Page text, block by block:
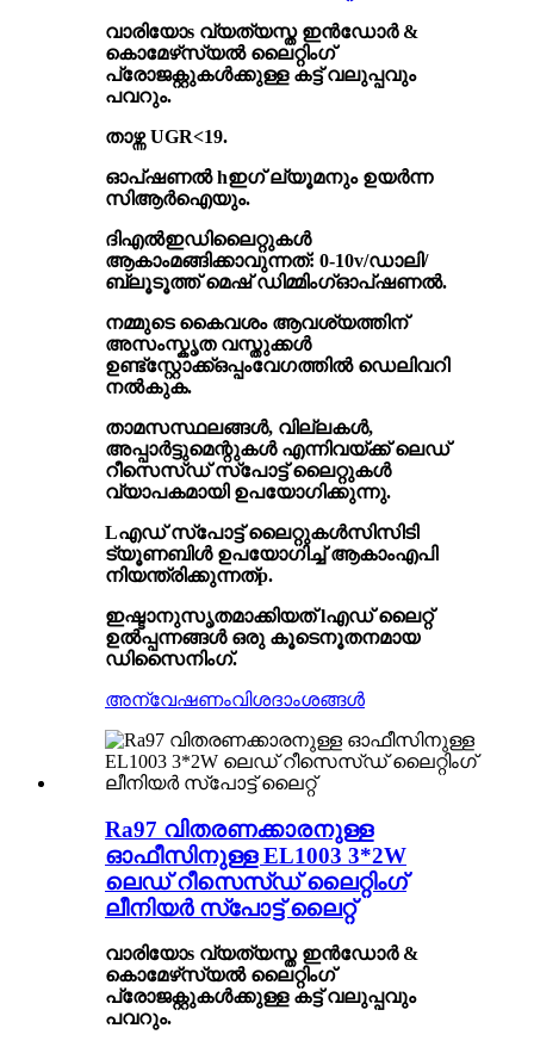
വാരിയോs വ്യത്യസ്ത ഇൻഡോർ &
കൊമേഴ്‌സ്യൽ ലൈറ്റിംഗ്
പ്രോജക്റ്റുകൾക്കുള്ള കട്ട് വലുപ്പവും
പവറും.
താഴ്ന്ന UGR<19.
ഓപ്ഷണൽ hഇഗ് ല്യൂമനും ഉയർന്ന
സിആർഐയും.
ദിഎൽഇഡിലൈറ്റുകൾ
ആകാംമങ്ങിക്കാവുന്നത്: 0-10v/ഡാലി/
ബ്ലൂടൂത്ത് മെഷ് ഡിമ്മിംഗ്ഓപ്ഷണൽ.
നമ്മുടെ കൈവശം ആവശ്യത്തിന്
അസംസ്കൃത വസ്തുക്കൾ
ഉണ്ട്സ്റ്റോക്ക്ഒപ്പംവേഗത്തിൽ ഡെലിവറി
നൽകുക.
താമസസ്ഥലങ്ങൾ, വില്ലകൾ,
അപ്പാർട്ടുമെന്റുകൾ എന്നിവയ്ക്ക് ലെഡ്
റീസെസ്ഡ് സ്പോട്ട് ലൈറ്റുകൾ
വ്യാപകമായി ഉപയോഗിക്കുന്നു.
Lഎഡ് സ്പോട്ട് ലൈറ്റുകൾസിസിടി
ട്യൂണബിൾ ഉപയോഗിച്ച് ആകാംഎപി
നിയന്ത്രിക്കുന്നത്p.
ഇഷ്ടാനുസൃതമാക്കിയത് lഎഡ് ലൈറ്റ്
ഉൽപ്പന്നങ്ങൾ ഒരു കൂടെനൂതനമായ
ഡിസൈനിംഗ്.
അന്വേഷണംവിശദാംശങ്ങൾ
Ra97 വിതരണക്കാരനുള്ള
ഓഫീസിനുള്ള EL1003 3*2W
ലെഡ് റീസെസ്ഡ് ലൈറ്റിംഗ്
ലീനിയർ സ്പോട്ട് ലൈറ്റ്
വാരിയോs വ്യത്യസ്ത ഇൻഡോർ &
കൊമേഴ്‌സ്യൽ ലൈറ്റിംഗ്
പ്രോജക്റ്റുകൾക്കുള്ള കട്ട് വലുപ്പവും
പവറും.